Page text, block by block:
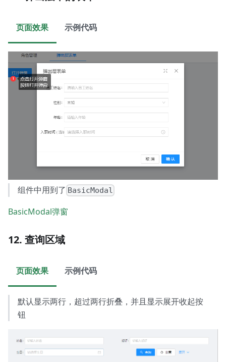
页面效果 示例代码
组件中用到了 BasicModal
BasicModal弹窗
12. 查询区域
页面效果 示例代码
默认显示两行，超过两行折叠，并且显示展开收起按
钮